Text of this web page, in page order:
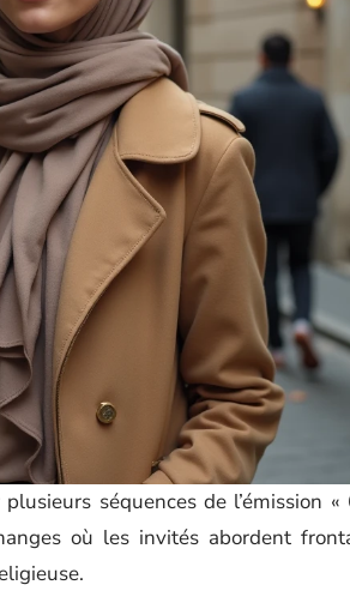
séquences de l’émission «
où les invités abordent